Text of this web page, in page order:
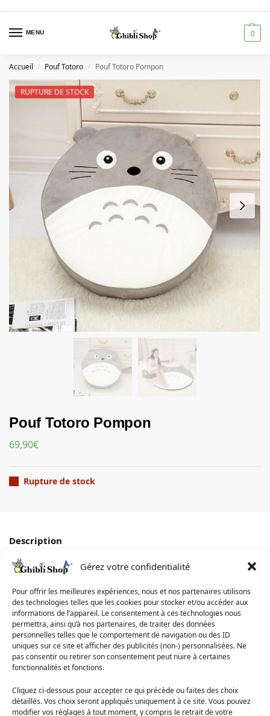
Gérez votre confidentialité
Pour offrir les meilleures expériences, nous et nos partenaires utilisons
des technologies telles que les cookies pour stocker et/ou accéder aux
informations de l’appareil. Le consentement à ces technologies nous
permettra, ainsi qu’à nos partenaires, de traiter des données
personnelles telles que le comportement de navigation ou des ID
uniques sur ce site et afficher des publicités (non-) personnalisées. Ne
pas consentir ou retirer son consentement peut nuire à certaines
fonctionnalités et fonctions.
Cliquez ci-dessous pour accepter ce qui précède ou faites des choix
détaillés. Vos choix seront appliqués uniquement à ce site. Vous pouvez
modifier vos réglages à tout moment, y compris le retrait de votre
MENU 0
Accueil / Pouf Totoro / Pouf Totoro Pompon
RUPTURE DE STOCK
Pouf Totoro Pompon
69,90€
Rupture de stock
Description
Avis 0
Dimension : 48 x 13 cm
Composition : 100 % fibres de coton
Simple à entretenir, textile léger possédant une grande
douceur
Tissu donnant un effet velours, doux au
toucher incroyablement doux